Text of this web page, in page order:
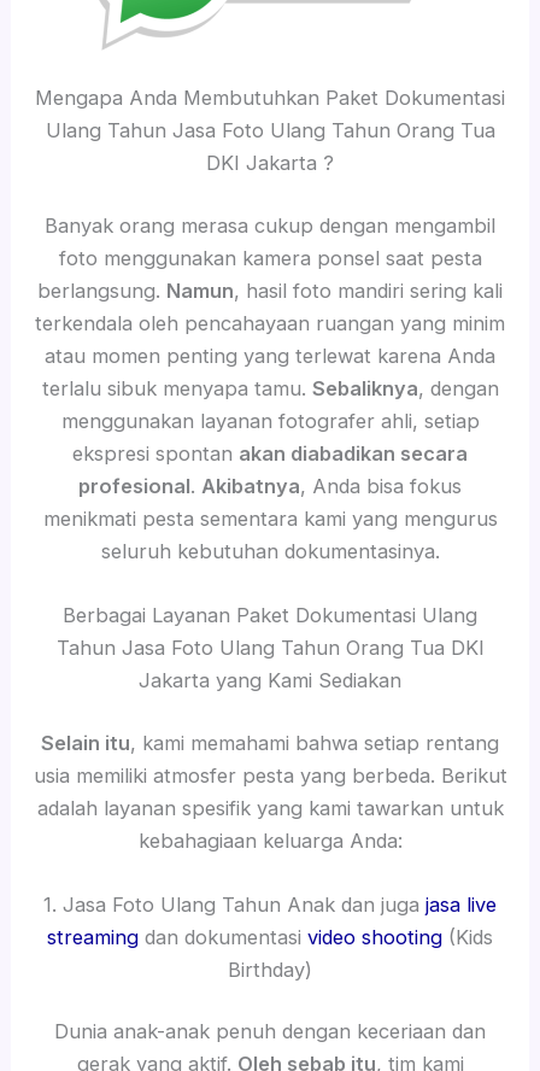
Mengapa Anda Membutuhkan Paket Dokumentasi
Ulang Tahun Jasa Foto Ulang Tahun Orang Tua
DKI Jakarta ?
Banyak orang merasa cukup dengan mengambil
foto menggunakan kamera ponsel saat pesta
berlangsung. Namun, hasil foto mandiri sering kali
terkendala oleh pencahayaan ruangan yang minim
atau momen penting yang terlewat karena Anda
terlalu sibuk menyapa tamu. Sebaliknya, dengan
menggunakan layanan fotografer ahli, setiap
ekspresi spontan akan diabadikan secara
profesional. Akibatnya, Anda bisa fokus
menikmati pesta sementara kami yang mengurus
seluruh kebutuhan dokumentasinya.
Berbagai Layanan Paket Dokumentasi Ulang
Tahun Jasa Foto Ulang Tahun Orang Tua DKI
Jakarta yang Kami Sediakan
Selain itu, kami memahami bahwa setiap rentang
usia memiliki atmosfer pesta yang berbeda. Berikut
adalah layanan spesifik yang kami tawarkan untuk
kebahagiaan keluarga Anda:
1. Jasa Foto Ulang Tahun Anak dan juga jasa live
streaming dan dokumentasi video shooting (Kids
Birthday)
Dunia anak-anak penuh dengan keceriaan dan
gerak yang aktif. Oleh sebab itu, tim kami